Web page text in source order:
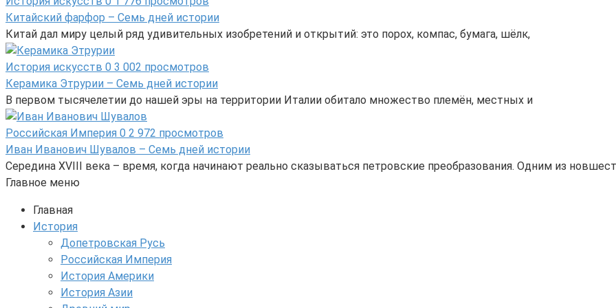
Китайский фарфор – Семь дней истории
Китай дал миру целый ряд удивительных изобретений и открытий: это порох, компас, бумага, шёлк,
История искусств 0 3 002 просмотров
Керамика Этрурии – Семь дней истории
В первом тысячелетии до нашей эры на территории Италии обитало множество племён, местных и
Российская Империя 0 2 972 просмотров
Иван Иванович Шувалов – Семь дней истории
Середина XVIII века – время, когда начинают реально сказываться петровские преобразования. Одним из
Главное меню
Главная
История
Допетровская Русь
Российская Империя
История Америки
История Азии